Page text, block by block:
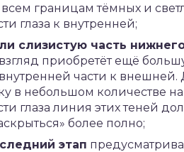
границам тёмных и
глаза к внутренней;
слизистую часть
приобретёт ещё
части к
в небольшом количестве
глаза линия этих теней
более полно;
этап